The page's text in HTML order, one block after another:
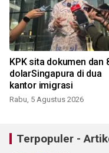
KPK sita dokumen dan
dolarSingapura di dua
kantor imigrasi
Rabu, 5 Agustus 2026
Terpopuler -